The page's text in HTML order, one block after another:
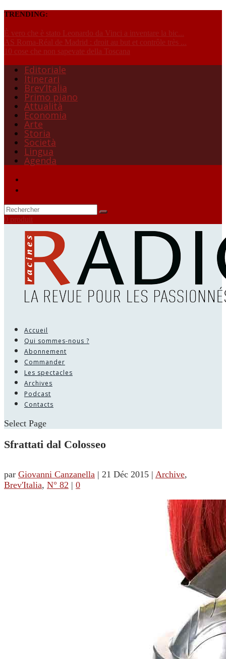
TRENDING:
È vero che è stato Leonardo da Vinci a inventare la bic...
AS Roma-Réal de Madrid : droit au but et contrôle très ...
10 cose che non sapevate della Toscana
Editoriale
Itinerari
Brev’Italia
Primo piano
Attualità
Economia
Arte
Storia
Società
Lingua
Agenda
0 produit
Accueil
Qui sommes-nous ?
Abonnement
Commander
Les spectacles
Archives
Podcast
Contacts
Select Page
Sfrattati dal Colosseo
par Giovanni Canzanella | 21 Déc 2015 | Archive,
Brev'Italia, N° 82 | 0